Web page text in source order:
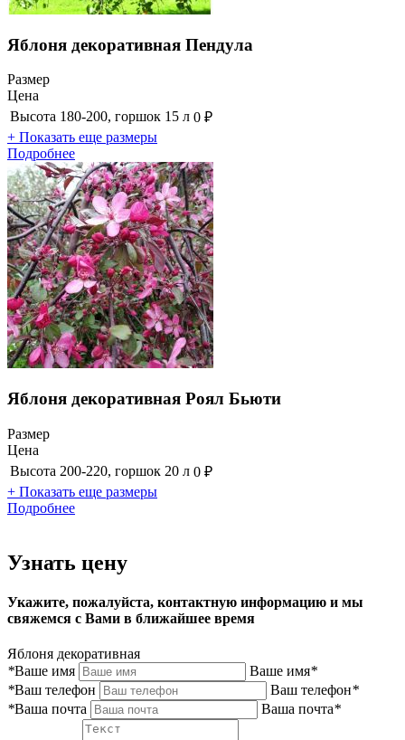
Яблоня декоративная Пендула
Размер
Цена
Высота 180-200, горшок 15 л 0 ₽
+ Показать еще размеры
Подробнее
Яблоня декоративная Роял Бьюти
Размер
Цена
Высота 200-220, горшок 20 л 0 ₽
+ Показать еще размеры
Подробнее
Узнать цену
Укажите, пожалуйста, контактную информацию и мы
свяжемся с Вами в ближайшее время
Яблоня декоративная
*Ваше имя Ваше имя*
*Ваш телефон Ваш телефон*
*Ваша почта Ваша почта*